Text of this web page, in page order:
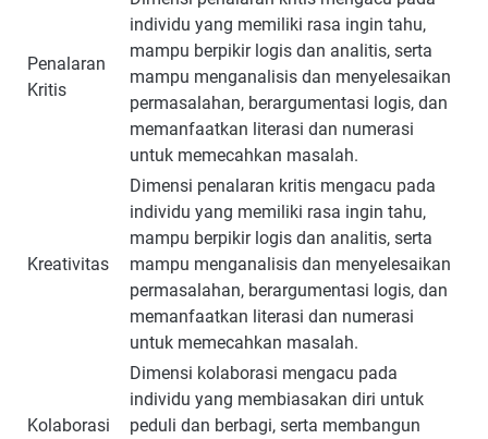
Penalaran
Kritis
individu yang memiliki rasa ingin tahu,
mampu berpikir logis dan analitis, serta
mampu menganalisis dan menyelesaikan
permasalahan, berargumentasi logis, dan
memanfaatkan literasi dan numerasi
untuk memecahkan masalah.
Kreativitas
Dimensi penalaran kritis mengacu pada
individu yang memiliki rasa ingin tahu,
mampu berpikir logis dan analitis, serta
mampu menganalisis dan menyelesaikan
permasalahan, berargumentasi logis, dan
memanfaatkan literasi dan numerasi
untuk memecahkan masalah.
Kolaborasi
Dimensi kolaborasi mengacu pada
individu yang membiasakan diri untuk
peduli dan berbagi, serta membangun